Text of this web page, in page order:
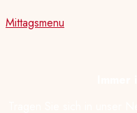
Mittagsmenu